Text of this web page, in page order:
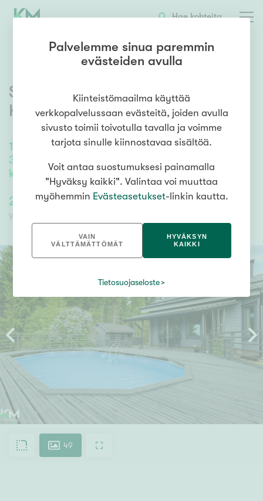
Hae kohteita
163 /163m²
3h, k, vh, kph, s, 2x erill. wc, lämmin terassi,
kuisti
Siltahaarantie 360,Tennilä
Hollola
239 000,00 €
Velaton hinta
239 000,00 €
49
Palvelemme sinua paremmin
evästeiden avulla
Kiinteistömaailma käyttää
verkkopalvelussaan evästeitä, joiden avulla
sivusto toimii toivotulla tavalla ja voimme
tarjota sinulle kiinnostavaa sisältöä.
Voit antaa suostumuksesi painamalla
"Hyväksy kaikki". Valintaa voi muuttaa
myöhemmin Evästeasetukset-linkin kautta.
VAIN
VÄLTTÄMÄTTÖMÄT
HYVÄKSYN
KAIKKI
Tietosuojaseloste